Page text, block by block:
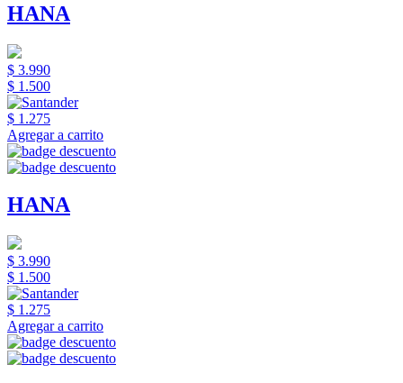
HANA
$ 3.990
$ 1.500
$ 1.275
Agregar a carrito
HANA
$ 3.990
$ 1.500
$ 1.275
Agregar a carrito